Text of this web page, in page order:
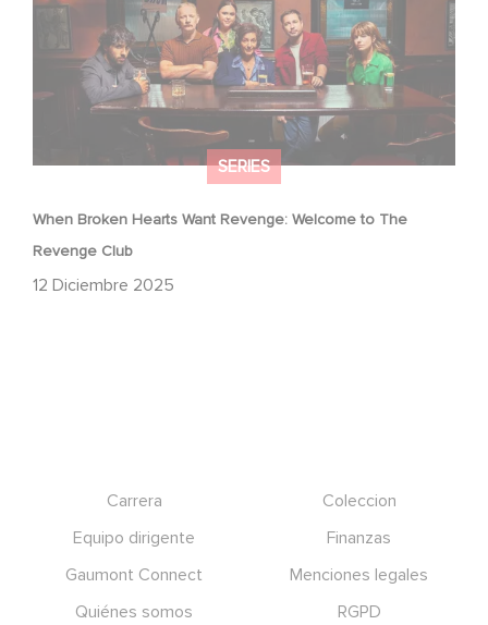
SERIES
When Broken Hearts Want Revenge: Welcome to The
Revenge Club
12 Diciembre 2025
Carrera
Coleccion
Equipo dirigente
Finanzas
Gaumont Connect
Menciones legales
Quiénes somos
RGPD